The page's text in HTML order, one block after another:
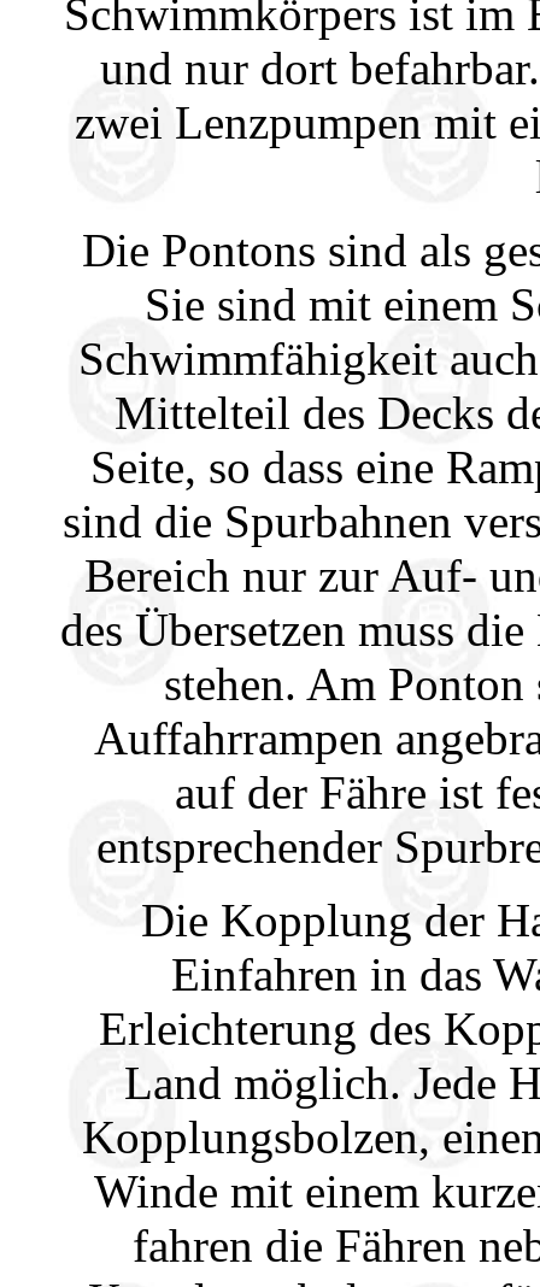
Schwimmkörpers ist im
und nur dort
zwei Lenzpumpen mit
Die Pontons sind als
Sie sind mit einem
Schwimmfähigkeit
Mittelteil des Decks
Seite, so dass eine
sind die Spurbahnen
Bereich nur zur Auf-
des Übersetzen muss
stehen. Am
Auffahrrampen
auf der Fähre ist
entsprechender
Die Kopplung der
Einfahren in das
Erleichterung des
Land möglich. Jede
Kopplungsbolzen,
Winde mit einem
fahren die Fähren